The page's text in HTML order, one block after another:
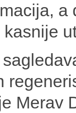
a
Merav